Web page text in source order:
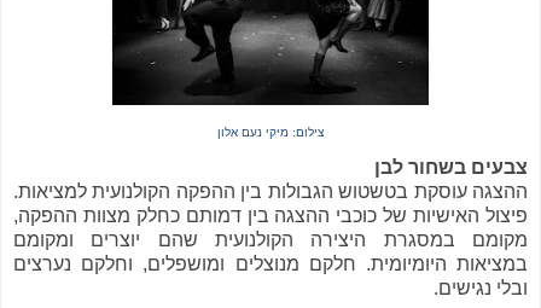
צילום: מיקי נעם אלון
צבעים בשחור לבן
ההצגה עוסקת בטשטוש הגבולות בין ההפקה הקולנועית למציאות.
פיצול האישיות של כוכבי ההצגה בין דמותם כחלק מצוות ההפקה,
מקומם במסגרת היצירה הקולנועית שהם יוצרים ומקומם
במציאות היומיומית. חלקם מנוצלים ומושפלים, וחלקם נערצים
ובלי נגישים.